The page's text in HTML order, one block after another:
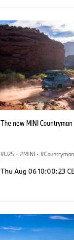
The new MINI
U25 · MINI · Countryman
Thu Aug 06 10:00:23